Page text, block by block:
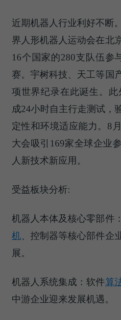
近期机器人行业利好不断
界人形机器人运动会在北
16个国家的280支队伍参
赛。宇树科技、天工等国
项世界纪录在此诞生。
成24小时自主行走测试，
定性和环境适应能力。8
大会吸引169家全球企业
人新技术新应用。
受益板块分析:
机器人本体及核心零部件
机、控制器等核心部件企
展。
机器人系统集成：软件算
中游企业迎来发展机遇。